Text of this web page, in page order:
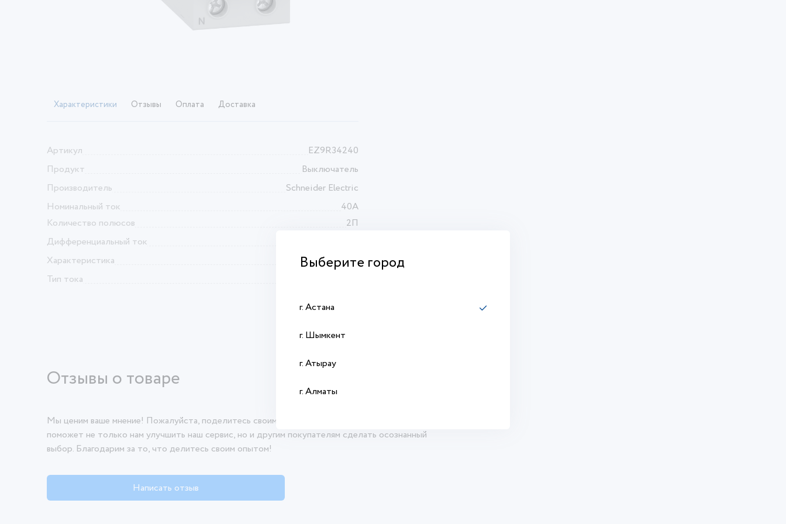
Выберите город
г. Астана
г. Шымкент
г. Атырау
г. Алматы
Характеристики Отзывы Оплата Доставка
Артикул
EZ9R34240
Продукт
Выключатель
Производитель
Schneider Electric
Номинальный ток
40А
Количество полюсов
2П
Дифференциальный ток
Характеристика
AC
Тип тока
Отзывы о товаре
Мы ценим ваше мнение! Пожалуйста, поделитесь своими впечатлениями о продукте. Ваш отзыв
поможет не только нам улучшить наш сервис, но и другим покупателям сделать осознанный
выбор. Благодарим за то, что делитесь своим опытом!
Написать отзыв